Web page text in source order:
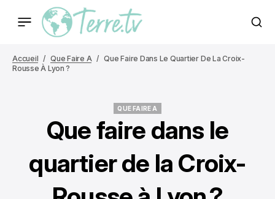
Accueil Que Faire A
Que Faire Dans Le Quartier De La Croix-
Rousse À Lyon ?
QUE FAIRE A
Que faire dans le
quartier de la Croix-